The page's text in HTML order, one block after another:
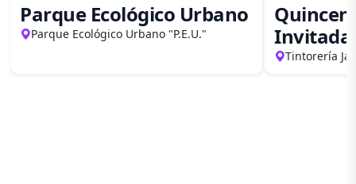
Parque Ecológico Urbano
Parque Ecológico Urbano "P.E.U."